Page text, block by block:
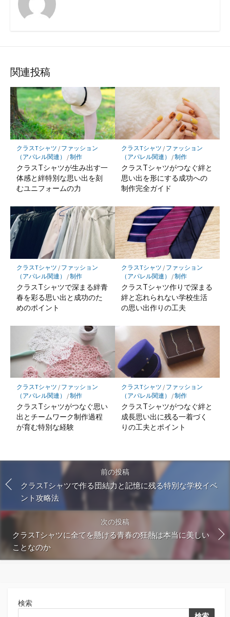
関連投稿
クラスTシャツ / ファッション
（アパレル関連）
/制作
クラスTシャツが生み出す一
体感と絆特別な思い出を刻
むユニフォームの力
クラスTシャツ / ファッション
（アパレル関連）
/制作
クラスTシャツがつなぐ絆と
思い出を形にする成功への
制作完全ガイド
クラスTシャツ / ファッション
（アパレル関連）
/制作
クラスTシャツで深まる絆青
春を彩る思い出と成功のた
めのポイント
クラスTシャツ / ファッション
（アパレル関連）
/制作
クラスTシャツ作りで深まる
絆と忘れられない学校生活
の思い出作りの工夫
クラスTシャツ / ファッション
（アパレル関連）
/制作
クラスTシャツがつなぐ思い
出とチームワーク制作過程
が育む特別な経験
クラスTシャツ / ファッション
（アパレル関連）
/制作
クラスTシャツがつなぐ絆と
成長思い出に残る一着づく
りの工夫とポイント
前の投稿
クラスTシャツで作る団結力と記憶に残る特別な学校イベ
ント攻略法
次の投稿
クラスTシャツに全てを懸ける青春の狂熱は本当に美しい
ことなのか
検索